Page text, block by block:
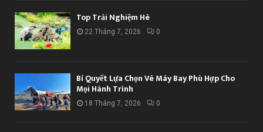
Top Trải Nghiệm Hè
22 Tháng 7, 2026 0
Bí Quyết Lựa Chọn Vé Máy Bay Phù Hợp Cho
Mọi Hành Trình
18 Tháng 7, 2026 0